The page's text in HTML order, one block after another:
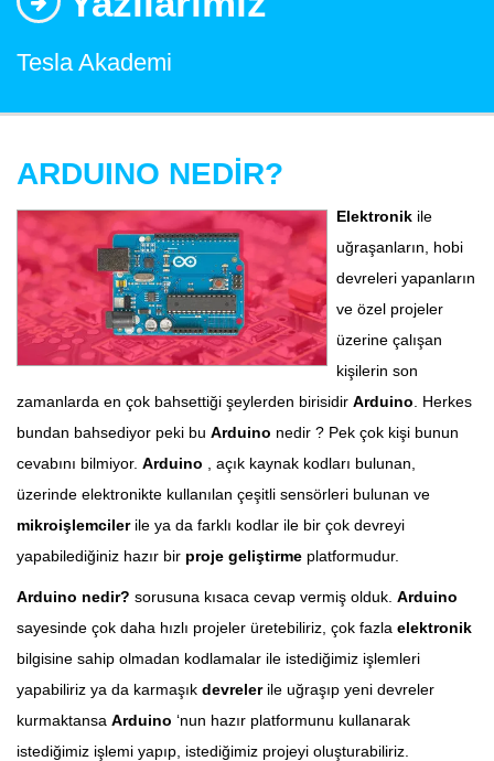
Tesla Akademi
ARDUINO NEDİR?
Elektronik ile
uğraşanların, hobi
devreleri yapanların
ve özel projeler
üzerine çalışan
kişilerin son
zamanlarda en çok bahsettiği şeylerden birisidir Arduino . Herkes
bundan bahsediyor peki bu Arduino nedir ? Pek çok kişi bunun
cevabını bilmiyor. Arduino , açık kaynak kodları bulunan,
üzerinde elektronikte kullanılan çeşitli sensörleri bulunan ve
mikroişlemcilerile ya da farklı kodlar ile bir çok devreyi
yapabilediğiniz hazır bir proje geliştirme platformudur.
Arduino nedir? sorusuna kısaca cevap vermiş olduk. Arduino
sayesinde çok daha hızlı projeler üretebiliriz, çok fazla elektronik
bilgisine sahip olmadan kodlamalar ile istediğimiz işlemleri
yapabiliriz ya da karmaşık devrelerile uğraşıp yeni devreler
kurmaktansa Arduino ‘nun hazır platformunu kullanarak
istediğimiz işlemi yapıp, istediğimiz projeyi oluşturabiliriz.